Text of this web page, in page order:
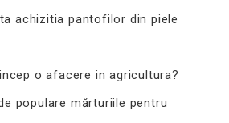
achizitia pantofilor din piele
o afacere in agricultura?
populare mărturiile pentru